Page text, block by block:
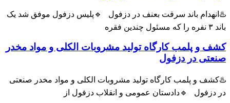
باند سرقت بعنف در دزفول 🔹پلیس دزفول موفق شد یک
فقره
و پلمب کارگاه تولید مشروبات الکلی و مواد مخدر
در دزفول
و پلمب کارگاه تولید مشروبات الکلی و مواد مخدر صنعتی
دزفول 🔹دادستان عمومی و انقلاب دزفول از